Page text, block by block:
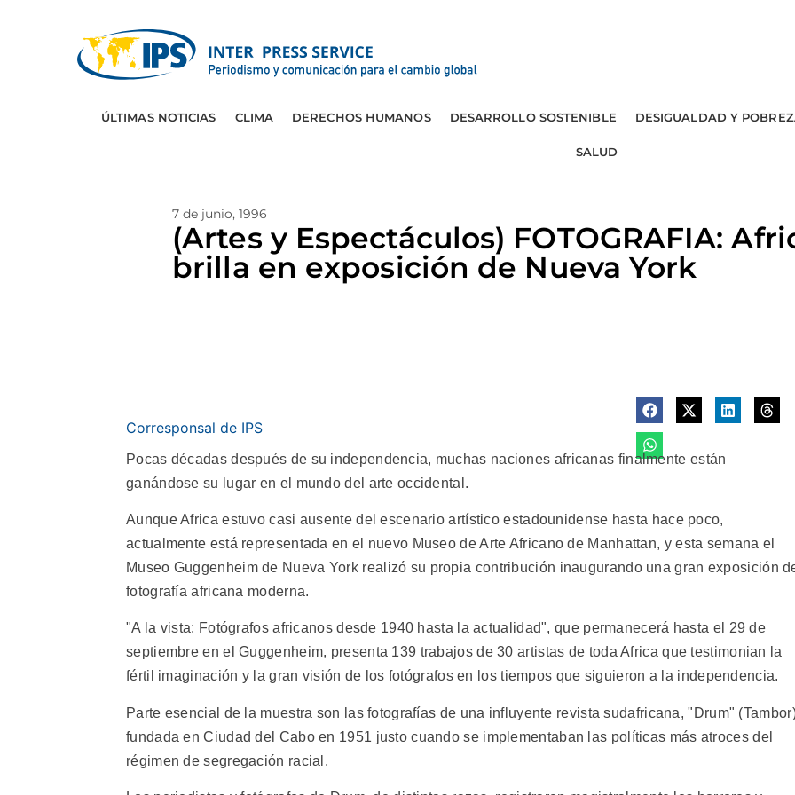
ÚLTIMAS NOTICIAS CLIMA DERECHOS HUMANOS DESARROLLO SOSTENIBLE DESIGUALDAD Y
SALUD
7 de junio, 1996
(Artes y Espectáculos) FOTOGRAFIA:
brilla en exposición de Nueva York
Corresponsal de IPS
Pocas décadas después de su independencia, muchas naciones africanas finalmente están
ganándose su lugar en el mundo del arte occidental.
Aunque Africa estuvo casi ausente del escenario artístico estadounidense hasta hace poco,
actualmente está representada en el nuevo Museo de Arte Africano de Manhattan, y esta semana el
Museo Guggenheim de Nueva York realizó su propia contribución inaugurando una gran exposición
fotografía africana moderna.
"A la vista: Fotógrafos africanos desde 1940 hasta la actualidad", que permanecerá hasta el 29 de
septiembre en el Guggenheim, presenta 139 trabajos de 30 artistas de toda Africa que testimonian la
fértil imaginación y la gran visión de los fotógrafos en los tiempos que siguieron a la independencia.
Parte esencial de la muestra son las fotografías de una influyente revista sudafricana, "Drum"
fundada en Ciudad del Cabo en 1951 justo cuando se implementaban las políticas más atroces del
régimen de segregación racial.